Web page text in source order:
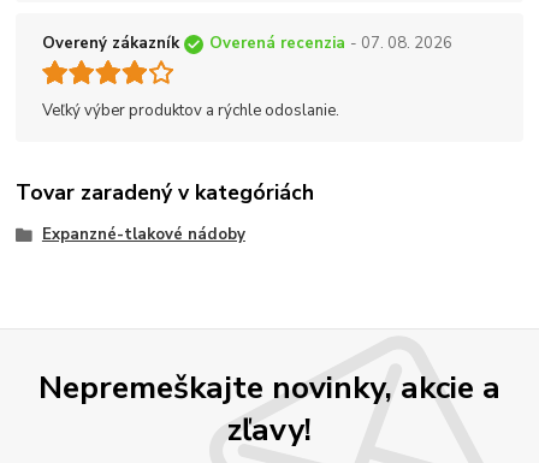
Overený zákazník Overená recenzia - 07. 08. 2026
Veľký výber produktov a rýchle odoslanie.
Tovar zaradený v kategóriách
Expanzné-tlakové nádoby
Nepremeškajte novinky, akcie a
zľavy!